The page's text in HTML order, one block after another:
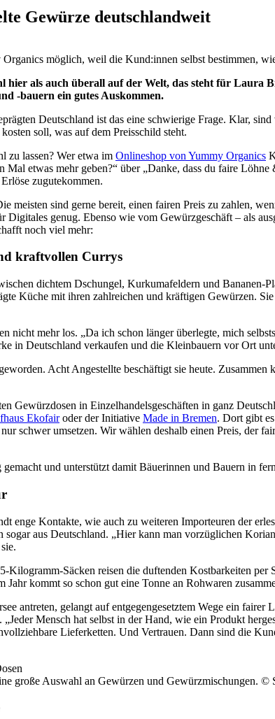
Gewürze deutschlandweit
möglich, weil die Kund:innen selbst bestimmen,
als auch überall auf der Welt, das steht für Laura
-bauern ein gutes Auskommen.
Deutschland ist das eine schwierige Frage. Klar,
soll, was auf dem Preisschild steht.
zu lassen? Wer etwa im Onlineshop von Yummy Organics
Mal etwas mehr geben?“ über „Danke, dass du faire
zugutekommen.
meisten sind gerne bereit, einen fairen Preis zu zahlen,
genug. Ebenso wie vom Gewürzgeschäft – als
noch viel mehr:
kraftvollen Currys
dichtem Dschungel, Kurkumafeldern und Bananen-
Küche mit ihren zahlreichen und kräftigen Gewürzen.
nicht mehr los. „Da ich schon länger überlegte, mich
in Deutschland verkaufen und die Kleinbauern vor Ort
Acht Angestellte beschäftigt sie heute.
Gewürzdosen in Einzelhandelsgeschäften in ganz
Ekofairoder der Initiative Made in Bremen. Dort gibt
schwer umsetzen. Wir wählen deshalb einen Preis, der
und unterstützt damit Bäuerinnen und Bauern in
enge Kontakte, wie auch zu weiteren Importeuren der
aus Deutschland. „Hier kann man vorzüglichen
Kilogramm-Säcken reisen die duftenden Kostbarkeiten
kommt so schon gut eine Tonne an Rohwaren
antreten, gelangt auf entgegengesetztem Wege ein
Mensch hat selbst in der Hand, wie ein Produkt
Lieferketten. Und Vertrauen. Dann sind die
große Auswahl an Gewürzen und Gewürzmischungen. ©